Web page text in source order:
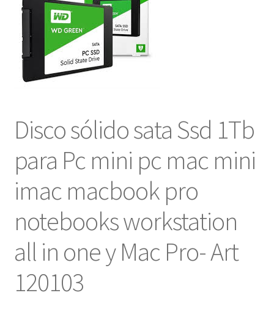
NOSOTROS
SERVICIOS
CONTACTO
Disco sólido sata Ssd 1Tb
para Pc mini pc mac mini
imac macbook pro
notebooks workstation
all in one y Mac Pro- Art
120103